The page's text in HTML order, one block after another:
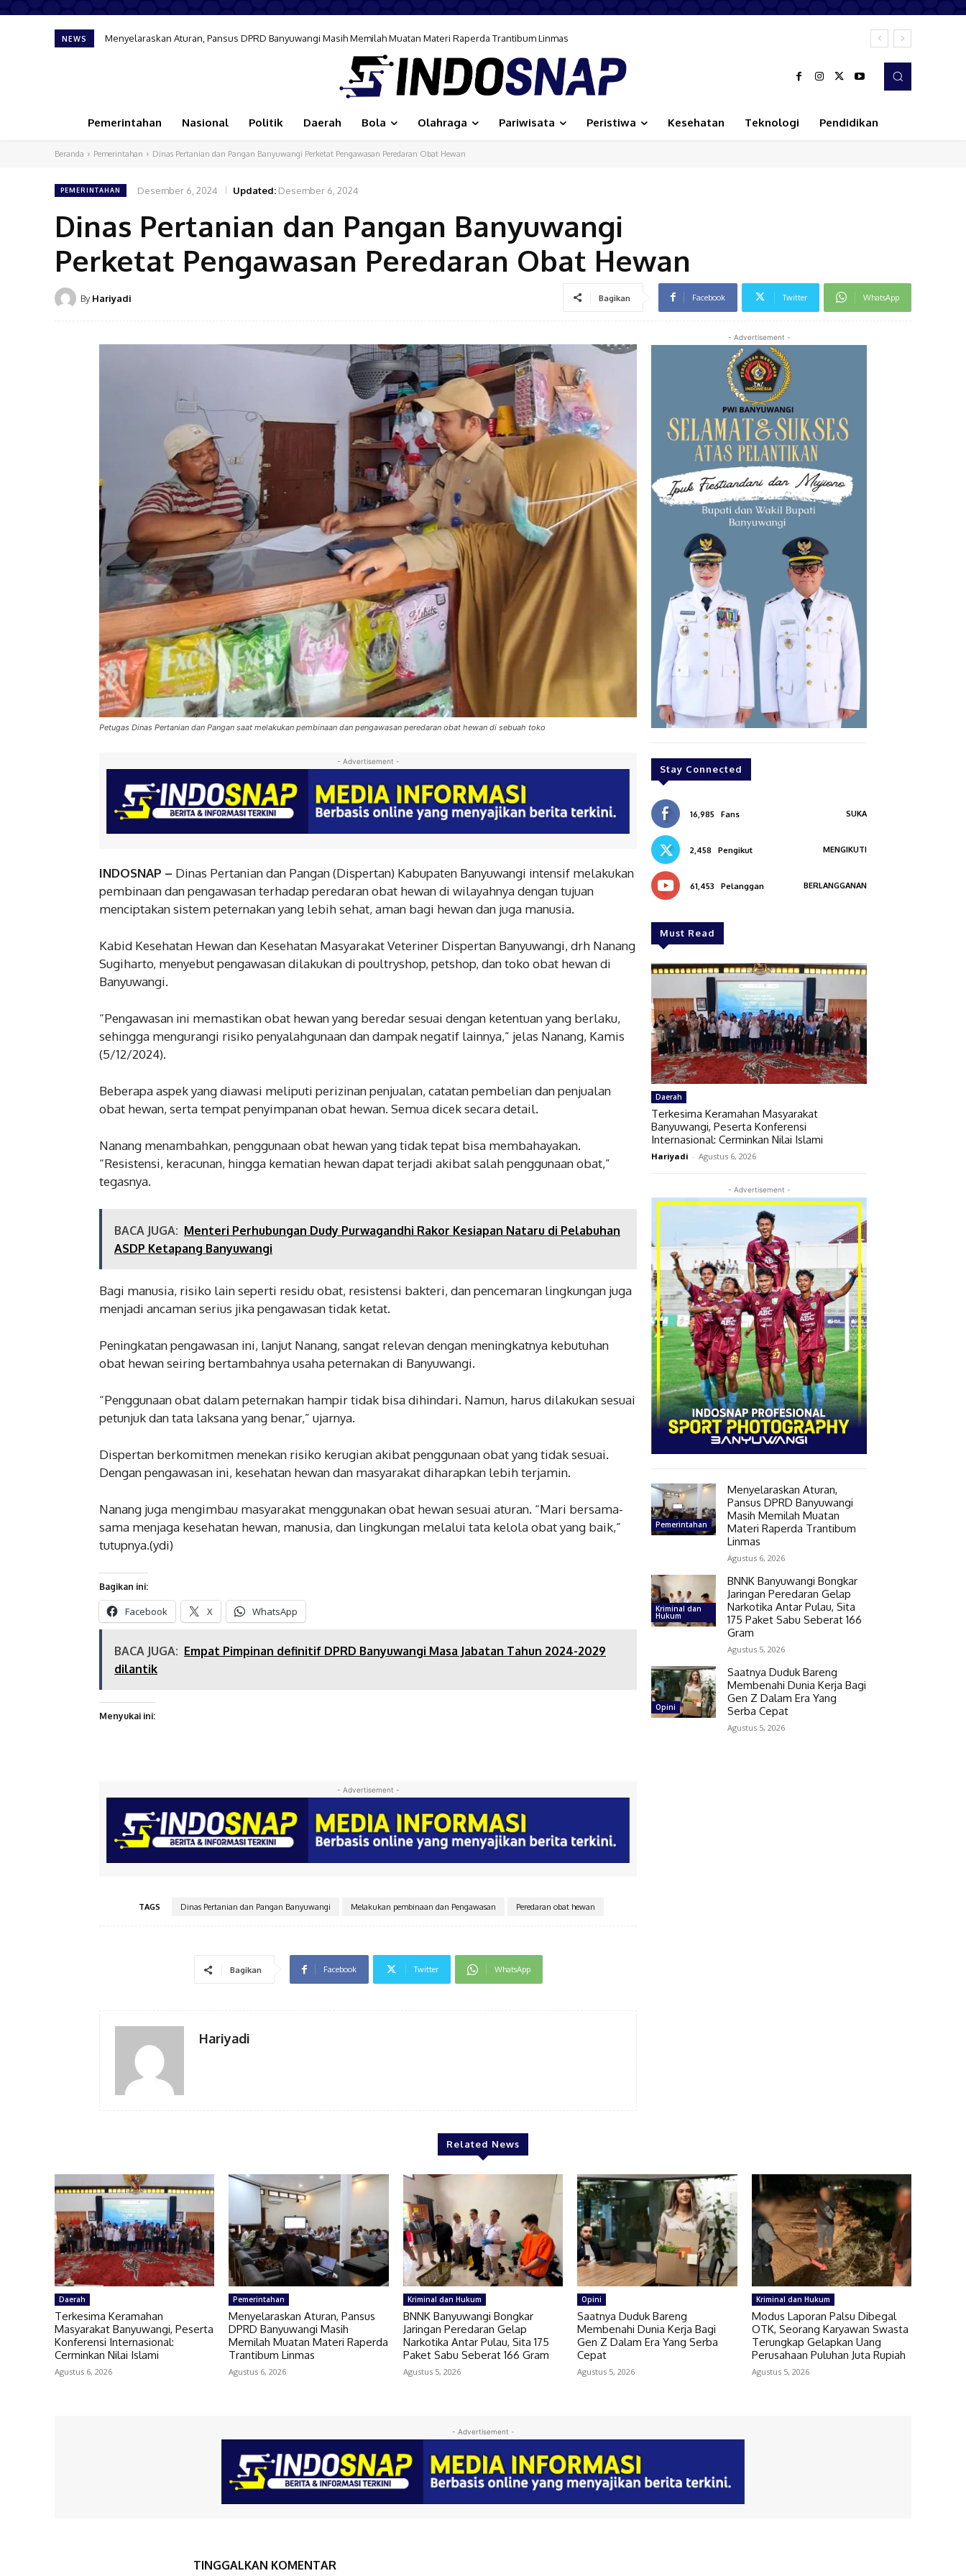
NEWS Menyelaraskan Aturan, Pansus DPRD Banyuwangi Masih Memilah Muatan Materi Raperda Trantibum Linmas
BNNK Banyuwangi Bongkar Jaringan Peredaran Gelap Narkotika Antar Pulau, Sita 175 Paket Sabu Seberat 166 Gram
Pemerintahan Nasional Politik Daerah Bola Olahraga Pariwisata Peristiwa Kesehatan Teknologi Pendidikan
Beranda Pemerintahan Dinas Pertanian dan Pangan Banyuwangi Perketat Pengawasan Peredaran Obat Hewan
PEMERINTAHAN Desember 6, 2024 Updated: Desember 6, 2024
Dinas Pertanian dan Pangan Banyuwangi
Perketat Pengawasan Peredaran Obat Hewan
By Hariyadi Bagikan Facebook Twitter WhatsApp
Petugas Dinas Pertanian dan Pangan saat melakukan pembinaan dan pengawasan peredaran obat hewan di sebuah toko
- Advertisement -
INDOSNAP – Dinas Pertanian dan Pangan (Dispertan) Kabupaten Banyuwangi intensif melakukan
pembinaan dan pengawasan terhadap peredaran obat hewan di wilayahnya dengan tujuan
menciptakan sistem peternakan yang lebih sehat, aman bagi hewan dan juga manusia.
Kabid Kesehatan Hewan dan Kesehatan Masyarakat Veteriner Dispertan Banyuwangi, drh Nanang
Sugiharto, menyebut pengawasan dilakukan di poultryshop, petshop, dan toko obat hewan di
Banyuwangi.
“Pengawasan ini memastikan obat hewan yang beredar sesuai dengan ketentuan yang berlaku,
sehingga mengurangi risiko penyalahgunaan dan dampak negatif lainnya,” jelas Nanang, Kamis
(5/12/2024).
Beberapa aspek yang diawasi meliputi perizinan penjualan, catatan pembelian dan penjualan
obat hewan, serta tempat penyimpanan obat hewan. Semua dicek secara detail.
Nanang menambahkan, penggunaan obat hewan yang tidak tepat bisa membahayakan.
“Resistensi, keracunan, hingga kematian hewan dapat terjadi akibat salah penggunaan obat,”
tegasnya.
BACA JUGA: Menteri Perhubungan Dudy Purwagandhi Rakor Kesiapan Nataru di Pelabuhan
ASDP Ketapang Banyuwangi
Bagi manusia, risiko lain seperti residu obat, resistensi bakteri, dan pencemaran lingkungan juga
menjadi ancaman serius jika pengawasan tidak ketat.
Peningkatan pengawasan ini, lanjut Nanang, sangat relevan dengan meningkatnya kebutuhan
obat hewan seiring bertambahnya usaha peternakan di Banyuwangi.
“Penggunaan obat dalam peternakan hampir tidak bisa dihindari. Namun, harus dilakukan sesuai
petunjuk dan tata laksana yang benar,” ujarnya.
Dispertan berkomitmen menekan risiko kerugian akibat penggunaan obat yang tidak sesuai.
Dengan pengawasan ini, kesehatan hewan dan masyarakat diharapkan lebih terjamin.
Nanang juga mengimbau masyarakat menggunakan obat hewan sesuai aturan. “Mari bersama-
sama menjaga kesehatan hewan, manusia, dan lingkungan melalui tata kelola obat yang baik,”
tutupnya.(ydi)
Bagikan ini:
Facebook X WhatsApp
BACA JUGA: Empat Pimpinan definitif DPRD Banyuwangi Masa Jabatan Tahun 2024-2029
dilantik
Menyukai ini:
- Advertisement -
TAGS Dinas Pertanian dan Pangan Banyuwangi Melakukan pembinaan dan Pengawasan Peredaran obat hewan
Bagikan Facebook Twitter WhatsApp
Hariyadi
- Advertisement -
Stay Connected
16,985 Fans SUKA
2,458 Pengikut MENGIKUTI
61,453 Pelanggan BERLANGGANAN
Must Read
Daerah
Terkesima Keramahan Masyarakat
Banyuwangi, Peserta Konferensi
Internasional: Cerminkan Nilai Islami
Hariyadi - Agustus 6, 2026
- Advertisement -
Pemerintahan
Menyelaraskan Aturan,
Pansus DPRD Banyuwangi
Masih Memilah Muatan
Materi Raperda Trantibum
Linmas
Agustus 6, 2026
Kriminal dan
Hukum
BNNK Banyuwangi Bongkar
Jaringan Peredaran Gelap
Narkotika Antar Pulau, Sita
175 Paket Sabu Seberat 166
Gram
Agustus 5, 2026
Opini
Saatnya Duduk Bareng
Membenahi Dunia Kerja Bagi
Gen Z Dalam Era Yang
Serba Cepat
Agustus 5, 2026
Related News
Daerah
Terkesima Keramahan
Masyarakat Banyuwangi, Peserta
Konferensi Internasional:
Cerminkan Nilai Islami
Agustus 6, 2026
Pemerintahan
Menyelaraskan Aturan, Pansus
DPRD Banyuwangi Masih
Memilah Muatan Materi Raperda
Trantibum Linmas
Agustus 6, 2026
Kriminal dan Hukum
BNNK Banyuwangi Bongkar
Jaringan Peredaran Gelap
Narkotika Antar Pulau, Sita 175
Paket Sabu Seberat 166 Gram
Agustus 5, 2026
Opini
Saatnya Duduk Bareng
Membenahi Dunia Kerja Bagi
Gen Z Dalam Era Yang Serba
Cepat
Agustus 5, 2026
Kriminal dan Hukum
Modus Laporan Palsu Dibegal
OTK, Seorang Karyawan Swasta
Terungkap Gelapkan Uang
Perusahaan Puluhan Juta Rupiah
Agustus 5, 2026
- Advertisement -
TINGGALKAN KOMENTAR